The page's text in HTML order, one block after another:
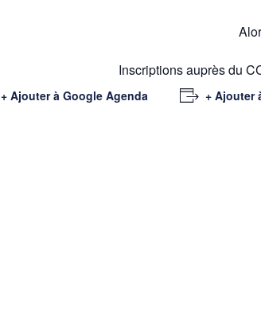
Inscriptions auprès du
+ Ajouter à Google Agenda
+ Ajouter